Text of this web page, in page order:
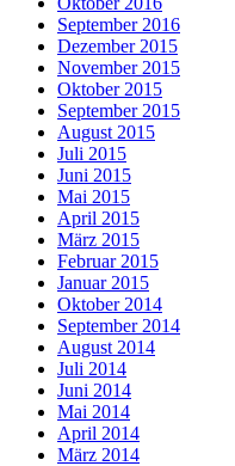
September 2016
Dezember 2015
November 2015
Oktober 2015
September 2015
August 2015
Juli 2015
Juni 2015
Mai 2015
April 2015
März 2015
Februar 2015
Januar 2015
Oktober 2014
September 2014
August 2014
Juli 2014
Juni 2014
Mai 2014
April 2014
März 2014